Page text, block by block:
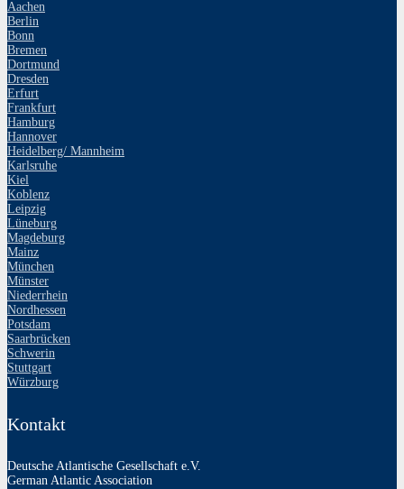
Aachen
Berlin
Bonn
Bremen
Dortmund
Dresden
Erfurt
Frankfurt
Hamburg
Hannover
Heidelberg/ Mannheim
Karlsruhe
Kiel
Koblenz
Leipzig
Lüneburg
Magdeburg
Mainz
München
Münster
Niederrhein
Nordhessen
Potsdam
Saarbrücken
Schwerin
Stuttgart
Würzburg
Kontakt
Deutsche Atlantische Gesellschaft e.V.
German Atlantic Association